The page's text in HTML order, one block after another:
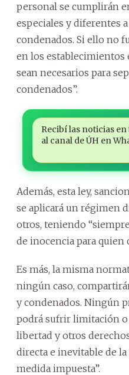
personal se cumplirán
especiales y diferentes
condenados. Si ello no
en los establecimientos
sean necesarios para
condenados”.
Recibí las noticias
al canal de ÚH en
Además, esta ley,
se aplicará un régimen
otros, teniendo
de inocencia para quien
Es más, la misma
ningún caso,
y condenados. Ningún
podrá sufrir limitación o
libertad y otros
directa e inevitable de
medida impuesta”.